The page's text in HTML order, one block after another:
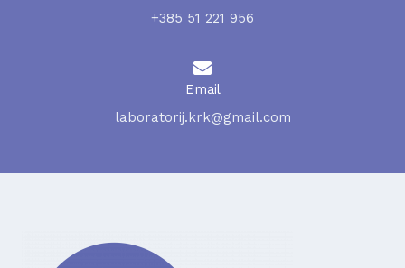
+385 51 221 956
Email
laboratorij.krk@gmail.com